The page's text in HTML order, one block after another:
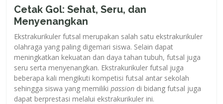
Cetak Gol: Sehat, Seru, dan
Menyenangkan
Ekstrakurikuler futsal merupakan salah satu ekstrakurikuler
olahraga yang paling digemari siswa. Selain dapat
meningkatkan kekuatan dan daya tahan tubuh, futsal juga
seru serta menyenangkan. Ekstrakurikuler futsal juga
beberapa kali mengikuti kompetisi futsal antar sekolah
sehingga siswa yang memiliki passion di bidang futsal juga
dapat berprestasi melalui ekstrakurikuler ini.